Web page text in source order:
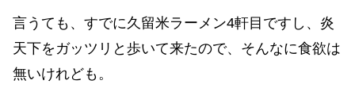
言うても、すでに久留米ラーメン4軒目ですし、炎
天下をガッツリと歩いて来たので、そんなに食欲は
無いけれども。